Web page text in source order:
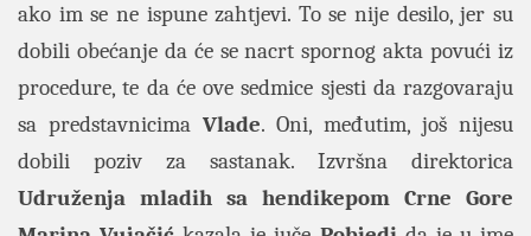
ako im se ne ispune zahtjevi. To se nije desilo, jer su
dobili obećanje da će se nacrt spornog akta povući iz
procedure, te da će ove sedmice sjesti da razgovaraju
sa predstavnicima Vlade. Oni, međutim, još nijesu
dobili poziv za sastanak. Izvršna direktorica
Udruženja mladih sa hendikepom Crne Gore